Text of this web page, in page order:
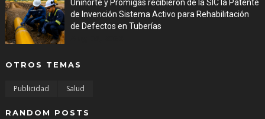
Uninorte y Promigas recibieron de la SIC la Patente
de Invención Sistema Activo para Rehabilitación
de Defectos en Tuberías
OTROS TEMAS
Publicidad Salud
RANDOM POSTS